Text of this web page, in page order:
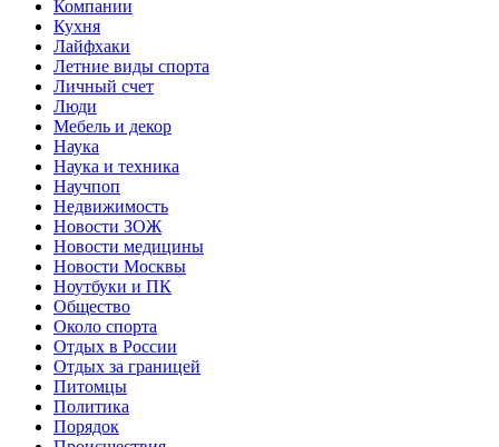
Компании
Кухня
Лайфхаки
Летние виды спорта
Личный счет
Люди
Мебель и декор
Наука
Наука и техника
Научпоп
Недвижимость
Новости ЗОЖ
Новости медицины
Новости Москвы
Ноутбуки и ПК
Общество
Около спорта
Отдых в России
Отдых за границей
Питомцы
Политика
Порядок